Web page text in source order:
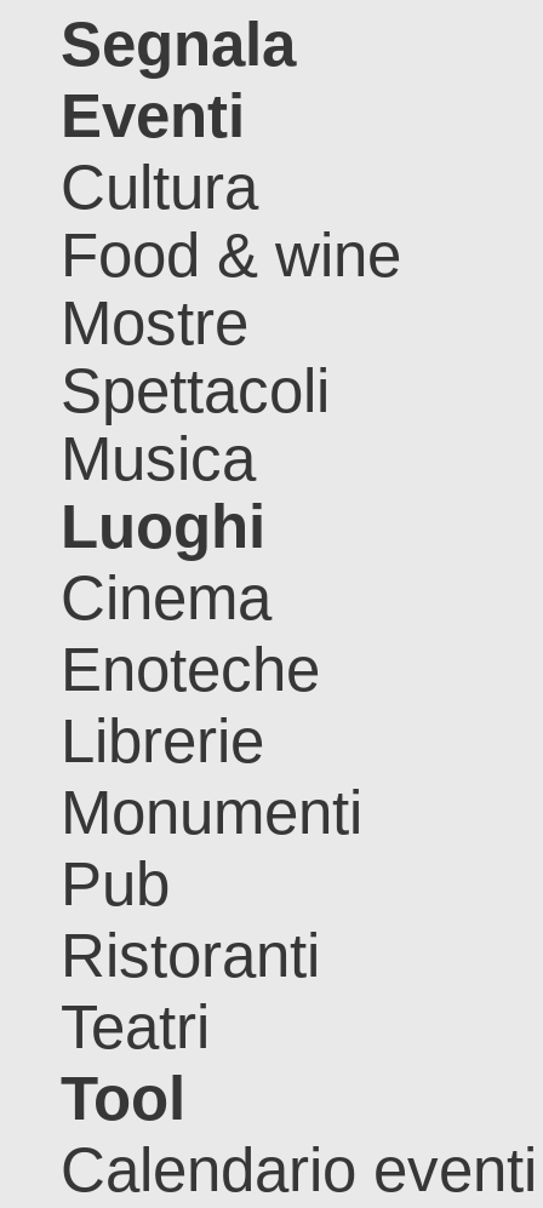
Segnala
Eventi
Cultura
Food & wine
Mostre
Spettacoli
Musica
Luoghi
Cinema
Enoteche
Librerie
Monumenti
Pub
Ristoranti
Teatri
Tool
Calendario eventi